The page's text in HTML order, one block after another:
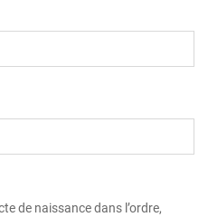
de naissance dans l’ordre,